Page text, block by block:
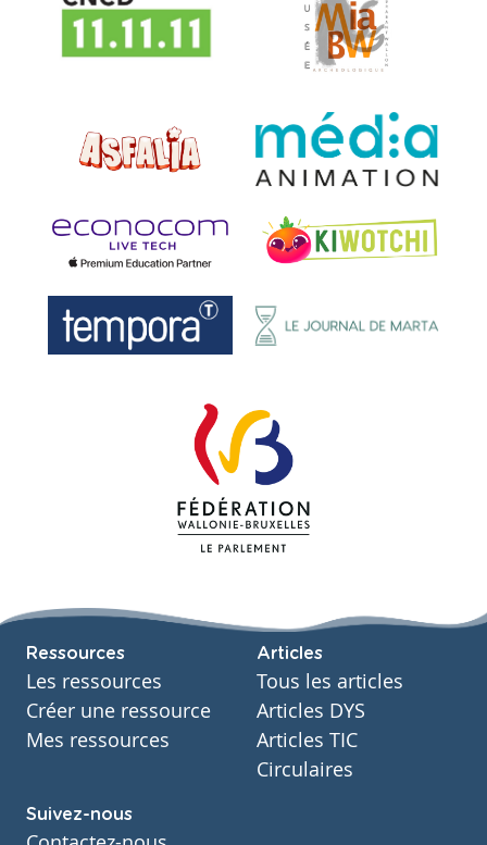
Ressources
Les ressources
Créer une ressource
Mes ressources
Articles
Tous les articles
Articles DYS
Articles TIC
Circulaires
Suivez-nous